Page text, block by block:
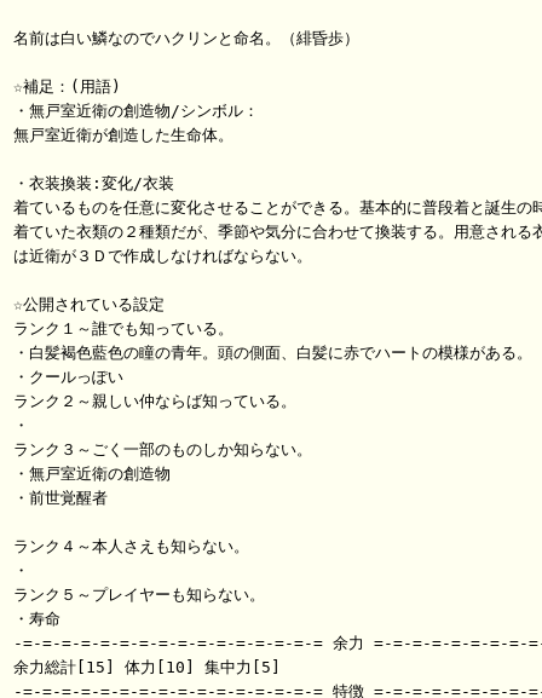
名前は白い鱗なのでハクリンと命名。（緋昏歩）
☆補足：(用語)
・無戸室近衛の創造物/シンボル：
無戸室近衛が創造した生命体。
・衣装換装:変化/衣装
着ているものを任意に変化させることができる。基本的に普段着と誕生の
着ていた衣類の２種類だが、季節や気分に合わせて換装する。用意される
は近衛が３Ｄで作成しなければならない。
☆公開されている設定
ランク１～誰でも知っている。
・白髪褐色藍色の瞳の青年。頭の側面、白髪に赤でハートの模様がある。
・クールっぽい
ランク２～親しい仲ならば知っている。
・
ランク３～ごく一部のものしか知らない。
・無戸室近衛の創造物
・前世覚醒者
ランク４～本人さえも知らない。
・
ランク５～プレイヤーも知らない。
・寿命
-=-=-=-=-=-=-=-=-=-=-=-=-=-=-=-= 余力 =-=-=-=-=-=-=-=-
余力総計[15] 体力[10] 集中力[5]
-=-=-=-=-=-=-=-=-=-=-=-=-=-=-=-= 特徴 =-=-=-=-=-=-=-=-